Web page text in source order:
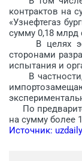
контрактов на
«Узнефтегаз
сумму 0,18 млрд
В целях
сторонами
испытания и
В частности,
По
на сумму более
Источник: